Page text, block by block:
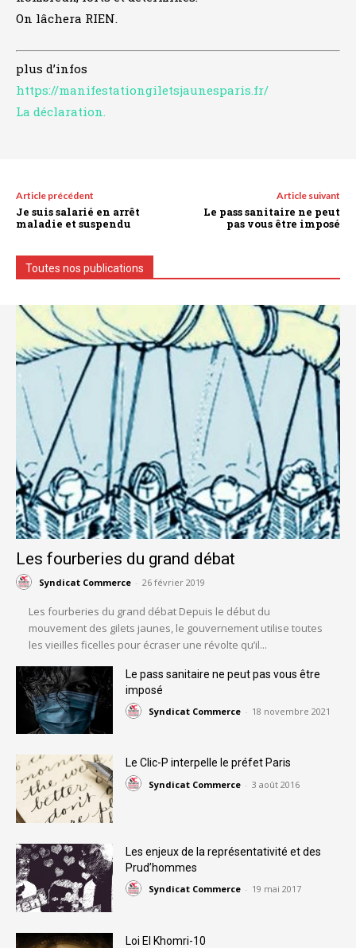
On lâchera RIEN.
plus d’infos
https://manifestationgiletsjaunesparis.fr/
La déclaration.
Article précédent
Je suis salarié en arrêt
maladie et suspendu
Article suivant
Le pass sanitaire ne peut
pas vous être imposé
Toutes nos publications
Les fourberies du grand débat
Syndicat Commerce - 26 février 2019
Les fourberies du grand débat Depuis le début du
mouvement des gilets jaunes, le gouvernement utilise toutes
les vieilles ficelles pour écraser une révolte qu’il...
Le pass sanitaire ne peut pas vous être
imposé
Syndicat Commerce - 18 novembre 2021
Le Clic-P interpelle le préfet Paris
Syndicat Commerce - 3 août 2016
Les enjeux de la représentativité et des
Prud’hommes
Syndicat Commerce - 19 mai 2017
Loi El Khomri-10